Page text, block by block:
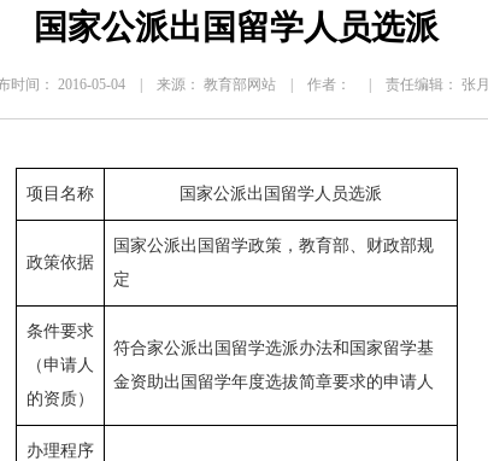
国家公派出国留学人员选派
时间： 2016-05-04 | 来源： 教育部网站 | 作者： | 责任编辑： 张月
项目名称 国家公派出国留学人员选派
政策依据
国家公派出国留学政策，教育部、财政部规
定
条件要求
（申请人
的资质）
符合家公派出国留学选派办法和国家留学基
金资助出国留学年度选拔简章要求的申请人
办理程序